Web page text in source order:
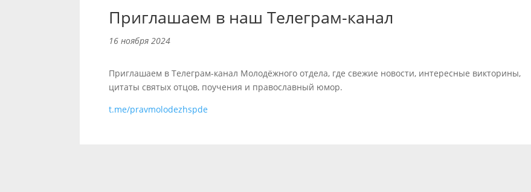
Приглашаем в наш Телеграм-канал
16 ноября 2024
Приглашаем в Телеграм-канал Молодёжного отдела, где свежие новости, интересные викторины,
цитаты святых отцов, поучения и православный юмор.
t.me/pravmolodezhspde